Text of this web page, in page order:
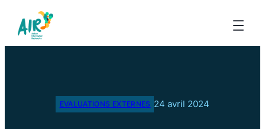
EVALUATIONS EXTERNES 24 avril 2024